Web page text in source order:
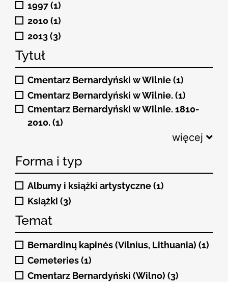
1997 (1)
2010 (1)
2013 (3)
Tytuł
Cmentarz Bernardyński w Wilnie (1)
Cmentarz Bernardyński w Wilnie. (1)
Cmentarz Bernardyński w Wilnie. 1810-
2010. (1)
więcej
Forma i typ
Albumy i książki artystyczne (1)
Książki (3)
Temat
Bernardinų kapinės (Vilnius, Lithuania) (1)
Cemeteries (1)
Cmentarz Bernardyński (Wilno) (3)